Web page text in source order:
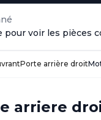
pour voir les pièces
Porte arrière droit
arriere